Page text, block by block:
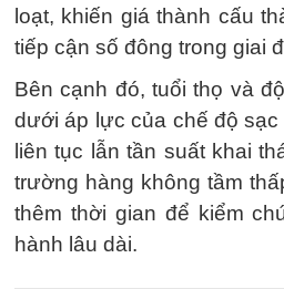
loạt, khiến giá thành cấu
tiếp cận số đông trong giai
Bên cạnh đó, tuổi thọ và
dưới áp lực của chế độ
liên tục lẫn tần suất khai
trường hàng không tầm
thêm thời gian để kiểm
hành lâu dài.